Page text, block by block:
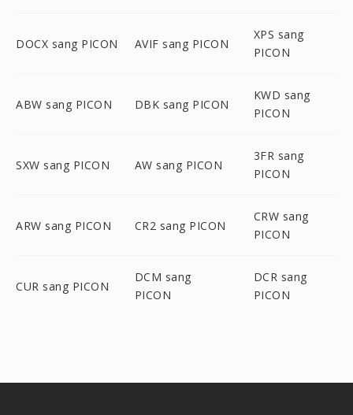
DOCX sang PICON AVIF sang PICON
XPS sang
PICON
ABW sang PICON DBK sang PICON
KWD sang
PICON
SXW sang PICON AW sang PICON
3FR sang
PICON
ARW sang PICON CR2 sang PICON
CRW sang
PICON
CUR sang PICON
DCM sang
PICON
DCR sang
PICON